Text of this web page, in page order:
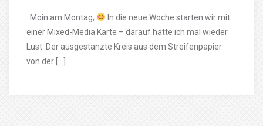
Moin am Montag,
In die neue Woche starten wir mit
einer Mixed-Media Karte – darauf hatte ich mal wieder
Lust. Der ausgestanzte Kreis aus dem Streifenpapier
von der […]